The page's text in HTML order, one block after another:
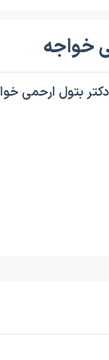
خواجه
بتول ارحمی